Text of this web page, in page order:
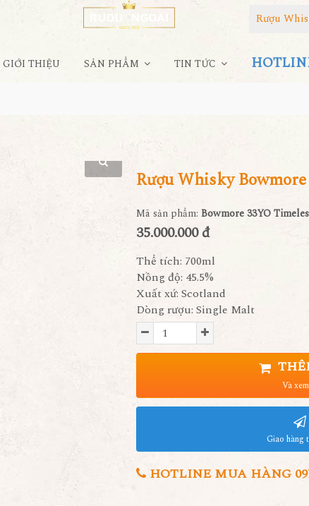
Rượu
GIỚI THIỆU SẢN PHẨM TIN TỨC
Rượu Whisky
Mã sản phẩm: Bowmore 33YO
35.000.000 đ
Thể tích: 700ml
Nồng độ: 45.5%
Xuất xứ: Scotland
Dòng rượu: Single Malt
Và
Giao hàng
HOTLINE MUA HÀNG